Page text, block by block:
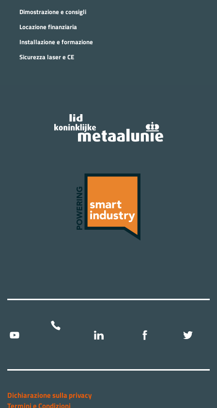
Dimostrazione e consigli
Locazione finanziaria
Installazione e formazione
Sicurezza laser e CE
Dichiarazione sulla privacy